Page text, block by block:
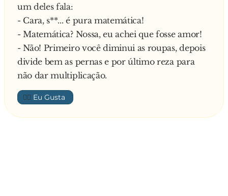
- Queres salgadinhos, meu amor?
A mulher abre então o forno e tira 15 pratos de
diferentes salgadinhos: bolinhos de bacalhau,
rissóis, pipocas, amendoins, pasteis de carne,
empadinhas…
O homem, aflitinho para sair e já a passar-se,
diz:
- Mas minha bonequinha…no bar…sabes… as
piadas, os palavrões, tudo aquilo…
um deles fala:
- Cara, s**... é pura matemática!
- Matemática? Nossa, eu achei que fosse amor!
- Não! Primeiro você diminui as roupas, depois
divide bem as pernas e por último reza para
não dar multiplicação.
👍🏼